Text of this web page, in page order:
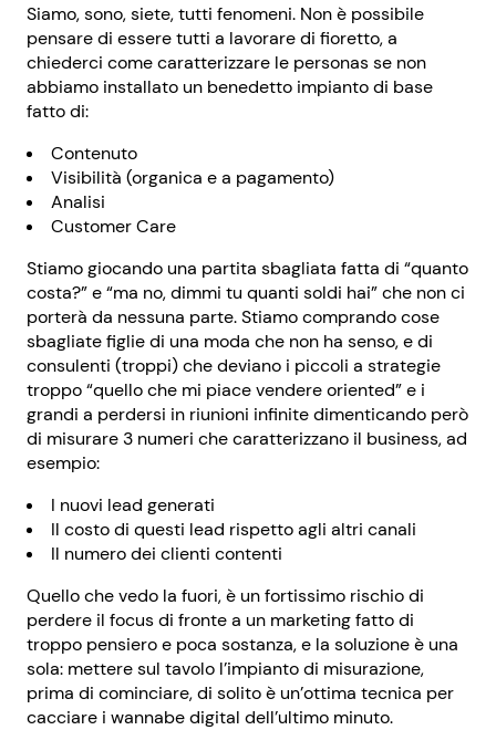
Siamo, sono, siete, tutti fenomeni. Non è possibile
pensare di essere tutti a lavorare di fioretto, a
chiederci come caratterizzare le personas se non
abbiamo installato un benedetto impianto di base
fatto di:
Contenuto
Visibilità (organica e a pagamento)
Analisi
Customer Care
Stiamo giocando una partita sbagliata fatta di “quanto
costa?” e “ma no, dimmi tu quanti soldi hai” che non ci
porterà da nessuna parte. Stiamo comprando cose
sbagliate figlie di una moda che non ha senso, e di
consulenti (troppi) che deviano i piccoli a strategie
troppo “quello che mi piace vendere oriented” e i
grandi a perdersi in riunioni infinite dimenticando però
di misurare 3 numeri che caratterizzano il business, ad
esempio:
I nuovi lead generati
Il costo di questi lead rispetto agli altri canali
Il numero dei clienti contenti
Quello che vedo la fuori, è un fortissimo rischio di
perdere il focus di fronte a un marketing fatto di
troppo pensiero e poca sostanza, e la soluzione è una
sola: mettere sul tavolo l’impianto di misurazione,
prima di cominciare, di solito è un’ottima tecnica per
cacciare i wannabe digital dell’ultimo minuto.